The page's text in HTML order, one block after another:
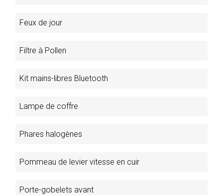
Feux de jour
Filtre à Pollen
Kit mains-libres Bluetooth
Lampe de coffre
Phares halogènes
Pommeau de levier vitesse en cuir
Porte-gobelets avant